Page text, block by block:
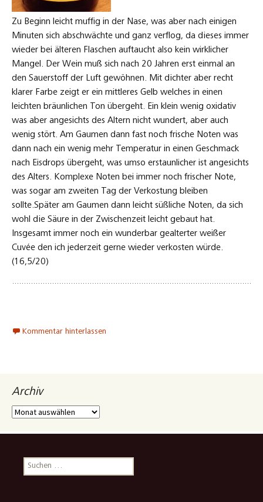
Zu Beginn leicht muffig in der Nase, was aber nach einigen
Minuten sich abschwächte und ganz verflog, da dieses immer
wieder bei älteren Flaschen auftaucht also kein wirklicher
Mangel. Der Wein muß sich nach 20 Jahren erst einmal an
den Sauerstoff der Luft gewöhnen. Mit dichter aber recht
klarer Farbe zeigt er ein mittleres Gelb welches in einen
leichten bräunlichen Ton übergeht. Ein klein wenig oxidativ
was aber angesichts des Altern nicht wundert, aber auch
wenig stört. Am Gaumen dann fast noch frische Noten was
dann nach ein wenig mehr Temperatur in einen Geschmack
nach Eisdrops übergeht, was umso erstaunlicher ist angesichts
des Alters. Komplexe Noten bei immer noch frischer Note,
was sogar am zweiten Tag der Verkostung bleiben
sollte.Später am Gaumen dann leicht süßliche Noten, da sich
wohl die Säure in der Zwischenzeit leicht gebaut hat.
Insgesamt immer noch ein wunderbar gealterter weißer
Cuvée den ich jederzeit gerne wieder verkosten würde.
(16,5/20)
Kommentar hinterlassen
Archiv
Archiv
Suchen
nach: